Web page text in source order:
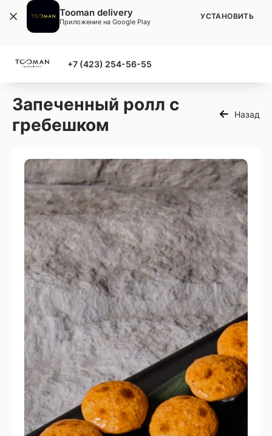
+7 (423) 254-56-55
Запеченный ролл с
гребешком
Назад
Tooman delivery
Приложение на Google Play
УСТАНОВИТЬ